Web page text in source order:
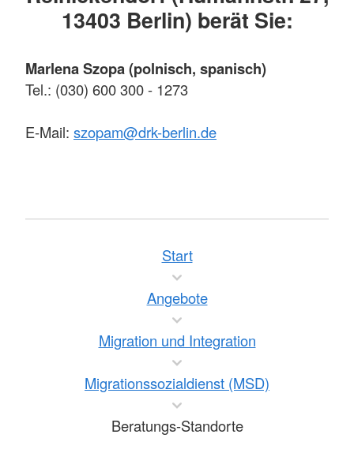
13403 Berlin) berät Sie:
Marlena Szopa (polnisch, spanisch)
Tel.: (030) 600 300 - 1273
E-Mail: szopam@drk-berlin.de
Start
Angebote
Migration und Integration
Migrationssozialdienst (MSD)
Beratungs-Standorte